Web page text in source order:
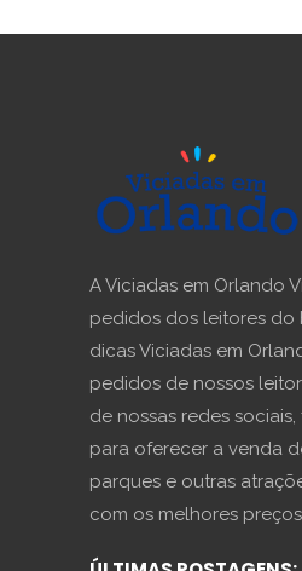
A Viciadas em Orlando
pedidos dos leitores
dicas Viciadas em
pedidos de nossos
de nossas redes
para oferecer a venda
parques e outras
com os melhores